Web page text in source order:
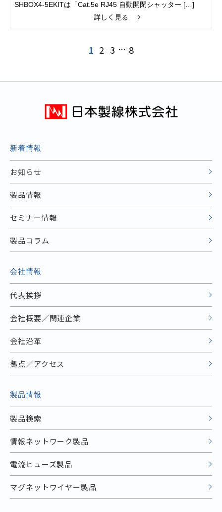
SHBOX4-5EKITは「Cat.5e RJ45 自動開閉シャッター […]
詳しく見る
1 2 3 … 8
新着情報
お知らせ
製品情報
セミナー情報
製品コラム
会社情報
代表挨拶
会社概要／関連企業
会社沿革
拠点／アクセス
製品情報
製品検索
情報ネットワーク製品
電流ヒューズ製品
マグネットワイヤー製品